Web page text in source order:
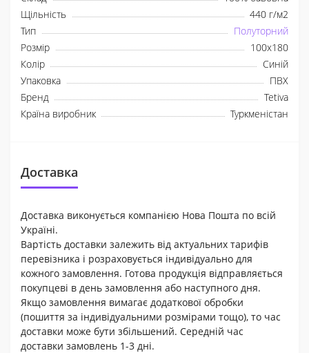
Щільність
440 г/м2
Тип
Полуторний
Розмір
100х180
Колір
Синій
Упаковка
ПВХ
Бренд
Tetiva
Країна виробник
Туркменістан
Доставка
Доставка виконується компанією Нова Пошта по всій
Україні.
Вартість доставки залежить від актуальних тарифів
перевізника і розраховується індивідуально для
кожного замовлення. Готова продукція відправляється
покупцеві в день замовлення або наступного дня.
Якщо замовлення вимагає додаткової обробки
(пошиття за індивідуальними розмірами тощо), то час
доставки може бути збільшений. Середній час
доставки замовлень 1-3 дні.